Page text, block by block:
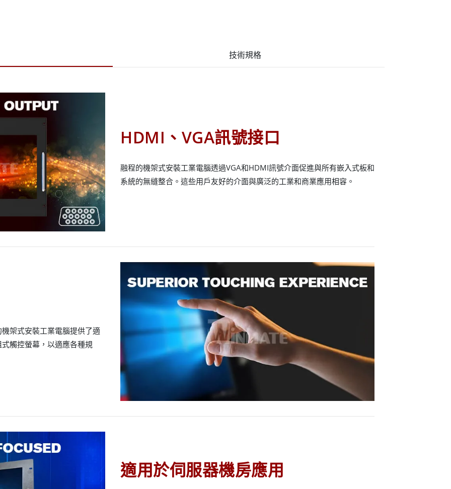
技術規格
HDMI、VGA訊號接口
融程的機架式安裝工業電腦透過VGA和HDMI訊號介面促進與所有嵌入式板和
系統的無縫整合。這些用戶友好的介面與廣泛的工業和商業應用相容。
架式安裝工業電腦提供了適
觸控螢幕，以適應各種規
適用於伺服器機房應用